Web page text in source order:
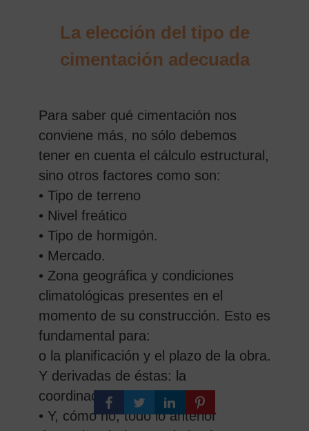
La elección del tipo de
cimentación adecuada
Para saber qué cimentación nos
conviene más, no sólo debemos
tener en cuenta el cálculo estructural,
sino otros factores como son:
• Tipo de terreno
• Nivel freático
• Tipo de hormigón.
• Mercado.
• Zona geográfica y condiciones
climatológicas presentes en el
momento de su construcción. Esto es
fundamental para:
o la planificación y el plazo de la obra.
Y derivadas de éstas: la
coordinación.
• Y, cómo no, todo lo anterior